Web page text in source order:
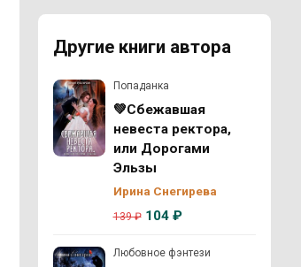
Другие книги автора
Попаданка
💚Сбежавшая
невеста ректора,
или Дорогами
Эльзы
Ирина Снегирева
139 ₽104 ₽
Любовное фэнтези